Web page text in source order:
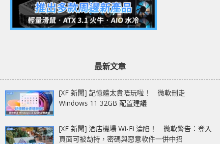
最新文章
[XF 新聞] 記憶體太貴唔玩啦！ 微軟刪走
Windows 11 32GB 配置建議
[XF 新聞] 酒店機場 Wi-Fi 淪陷！ 微軟警告：登入
頁面可被劫持，密碼與惡意軟件一併中招